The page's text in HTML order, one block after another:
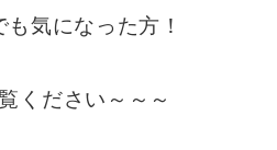
気になった方！
ください～～～